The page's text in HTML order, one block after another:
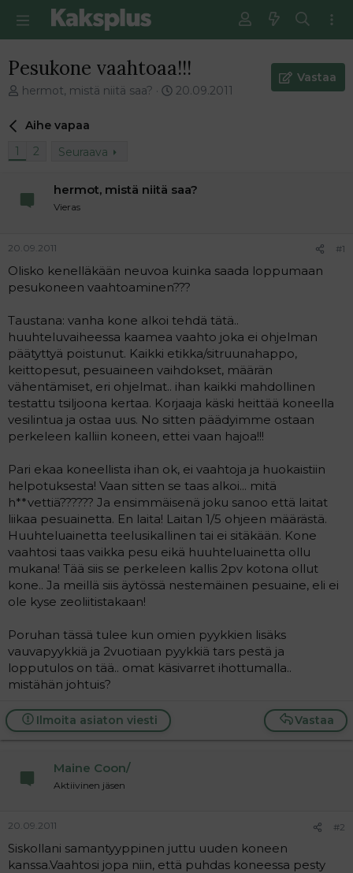
Pesukone vaahtoaa!!!
V
e
i
e
t
n
a
l
t
t
a
j
a
hermot, mistä niitä saa?
E
i
i
e
i
20.09.2011
Vastaa
Aihe vapaa
1
2 Seuraava
hermot, mistä niitä saa?
Vieras
20.09.2011 #1
Olisko kenelläkään neuvoa kuinka saada loppumaan
pesukoneen vaahtoaminen???
Taustana: vanha kone alkoi tehdä tätä..
huuhteluvaiheessa kaamea vaahto joka ei ohjelman
päätyttyä poistunut. Kaikki etikka/sitruunahappo,
keittopesut, pesuaineen vaihdokset, määrän
vähentämiset, eri ohjelmat.. ihan kaikki mahdollinen
testattu tsiljoona kertaa. Korjaaja käski heittää koneella
vesilintua ja ostaa uus. No sitten päädyimme ostaan
perkeleen kalliin koneen, ettei vaan hajoa!!!
Pari ekaa koneellista ihan ok, ei vaahtoja ja huokaistiin
helpotuksesta! Vaan sitten se taas alkoi... mitä
h**vettiä?????? Ja ensimmäisenä joku sanoo että laitat
liikaa pesuainetta. En laita! Laitan 1/5 ohjeen määrästä.
Huuhteluainetta teelusikallinen tai ei sitäkään. Kone
vaahtosi taas vaikka pesu eikä huuhteluainetta ollu
mukana! Tää siis se perkeleen kallis 2pv kotona ollut
kone.. Ja meillä siis äytössä nestemäinen pesuaine, eli ei
ole kyse zeoliitistakaan!
Poruhan tässä tulee kun omien pyykkien lisäks
vauvapyykkiä ja 2vuotiaan pyykkiä tars pestä ja
lopputulos on tää.. omat käsivarret ihottumalla..
mistähän johtuis?
Vastaa
Ilmoita asiaton viesti
Maine Coon/
Aktiivinen jäsen
20.09.2011 #2
Siskollani samantyyppinen juttu uuden koneen
kanssa.Vaahtosi jopa niin, että puhdas koneessa pesty